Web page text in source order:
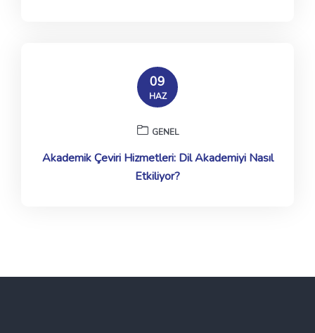
09
HAZ
GENEL
Akademik Çeviri Hizmetleri: Dil Akademiyi Nasıl
Etkiliyor?